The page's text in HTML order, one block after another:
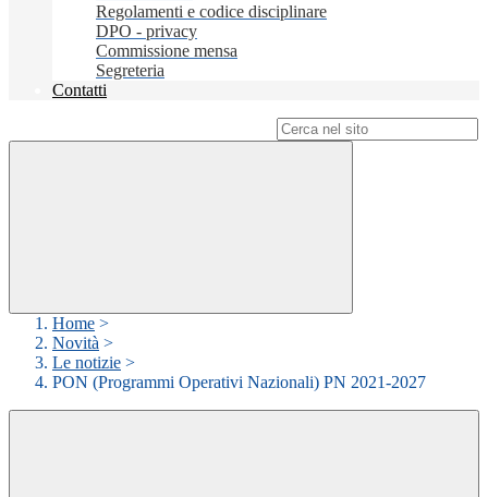
Regolamenti e codice disciplinare
DPO - privacy
Commissione mensa
Segreteria
Contatti
Home >
Novità >
Le notizie >
PON (Programmi Operativi Nazionali) PN 2021-2027